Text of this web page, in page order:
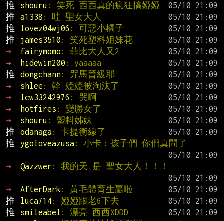
推
shouru : 笑死 西西真的瘋狂搞婭婭
推
a1338 : 哇 聖女大人
推
lovez04wj06 : 可惡小橘子
推
james3510 : 笑死塑料姐妹花
→
fairymomo : 菲比大人又2
→
hidewin200 : yaaaaa
推
dongchann: 咒馬晉級耶
→
shlee : 幹 婭婭被淘汰了
→
lcw33242976 : 哭啊
→
hotfires : 變勝女了
→
shouru : 塑料姊妹
推
odanaga: 卡提衝線了
推
ygoloveazusa: 小卡：孩子們 你們真問了
→
Qazzwer : 我的天 是 聖女大人！！！
→
AfterDark : 黃毛體育生贏啦
推
luca714: 婭婭跟老6下去
推
smileabel : 漂亮 西西XDDD